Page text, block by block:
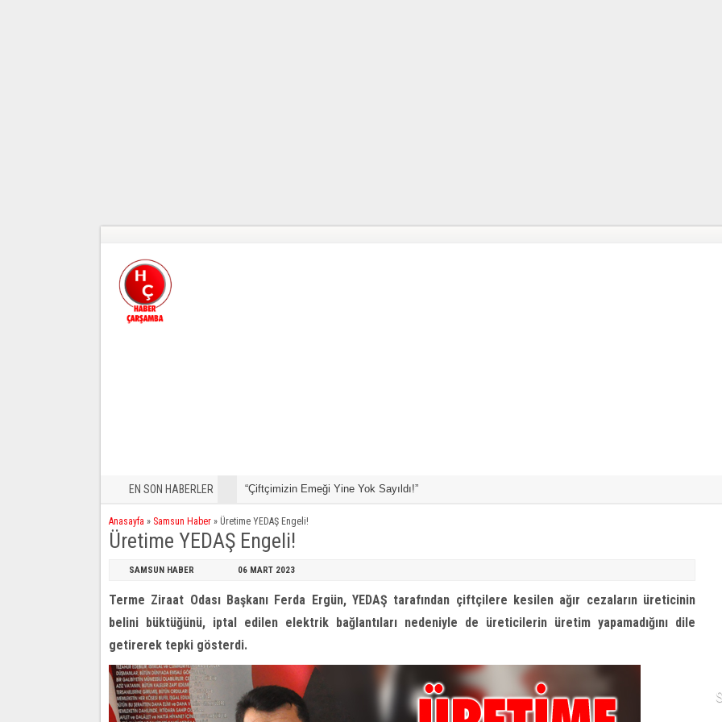
EN SON HABERLER “Çiftçimizin Emeği Yine Yok Sayıldı!”
Anasayfa » Samsun Haber » Üretime YEDAŞ Engeli!
Üretime YEDAŞ Engeli!
SAMSUN HABER 06 MART 2023
Terme Ziraat Odası Başkanı Ferda Ergün, YEDAŞ tarafından çiftçilere kesilen ağır cezaların üreticinin
belini büktüğünü, iptal edilen elektrik bağlantıları nedeniyle de üreticilerin üretim yapamadığını dile
getirerek tepki gösterdi.